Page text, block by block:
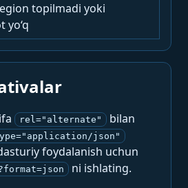
topilmadi yoki
yo‘q
rel="alternate"
bilan
json"
foydalanish uchun
ni ishlating.